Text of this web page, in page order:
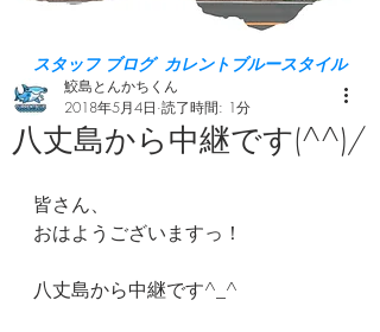
スタッフ ブログ カレントブルースタイル
八丈島から中継です(^^)/
鮫島とんかちくん
2018年5月4日 読了時間: 1分
皆さん、
おはようございますっ！
八丈島から中継です^_^